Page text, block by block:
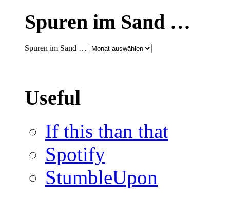
Spuren im Sand …
Spuren im Sand …
Useful
If this than that
Spotify
StumbleUpon